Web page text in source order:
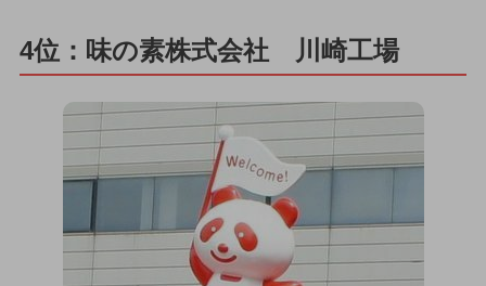
4位：味の素株式会社 川崎工場